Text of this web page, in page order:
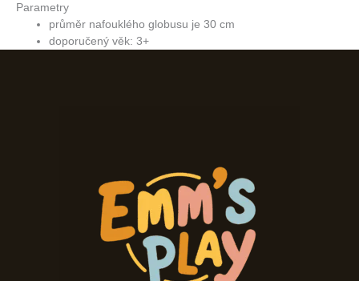
Parametry
průměr nafouklého globusu je 30 cm
doporučený věk: 3+